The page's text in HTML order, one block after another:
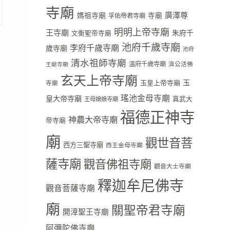
寺廟 媽祖寺廟 孚佑帝君寺廟 寺廟 廣澤尊
王寺廟 文衡聖帝寺廟 明明上帝寺廟 朱府千
歲寺廟 李府千歲寺廟 池府千歲寺廟 池府
王爺寺廟 清水祖師寺廟 溫府千歲寺廟 濟公活佛
寺廟 玄天上帝寺廟 玉皇上帝寺廟 玉
皇大帝寺廟 王母娘娘寺廟 瑤池金母寺廟 真武大
帝寺廟 神農大帝寺廟 福德正神寺
廟 西方三聖寺廟 西王金母寺廟 觀世音菩
薩寺廟觀音佛祖寺廟 觀音大士寺廟
觀音菩薩寺廟 釋迦牟尼佛寺
廟 開漳聖王寺廟 關聖帝君寺廟